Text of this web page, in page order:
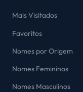
Mais Visitados
Favoritos
Nomes por Origem
Nomes Femininos
Nomes Masculinos